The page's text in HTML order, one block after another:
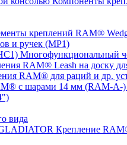
креплений RAM®
и ручек (MP1)
Многофункциональный
RAM® Leash на доску
RAM® для раций и др.
с шарами 14 мм (RAM-A-)
вида
Крепление